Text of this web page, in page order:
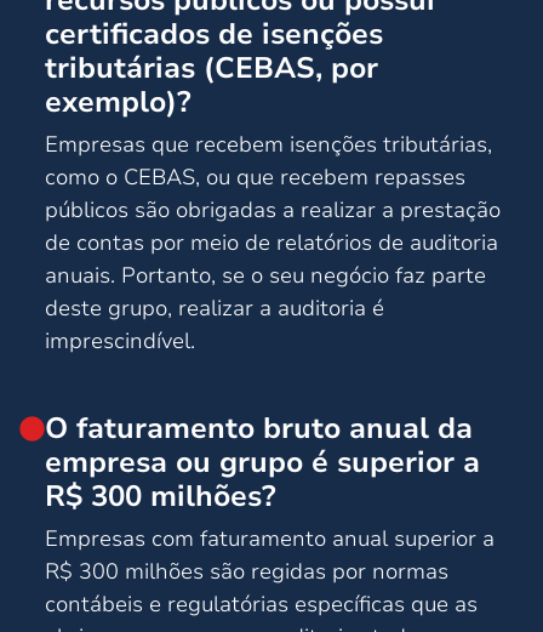
certificados de isenções
tributárias (CEBAS, por
exemplo)?
Empresas que recebem isenções tributárias,
como o CEBAS, ou que recebem repasses
públicos são obrigadas a realizar a prestação
de contas por meio de relatórios de auditoria
anuais. Portanto, se o seu negócio faz parte
deste grupo, realizar a auditoria é
imprescindível.
O faturamento bruto anual da
empresa ou grupo é superior a
R$ 300 milhões?
Empresas com faturamento anual superior a
R$ 300 milhões são regidas por normas
contábeis e regulatórias específicas que as